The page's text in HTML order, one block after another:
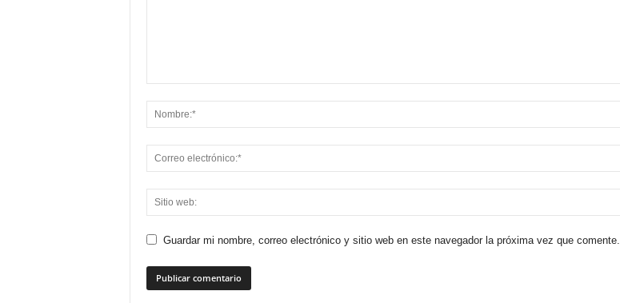
Guardar mi nombre, correo electrónico y sitio web en este navegador la próxima vez que comente.